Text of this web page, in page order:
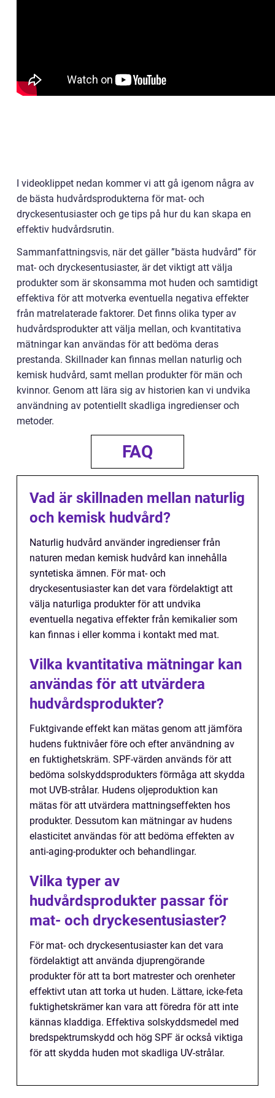
I videoklippet nedan kommer vi att gå igenom några av
de bästa hudvårdsprodukterna för mat- och
dryckesentusiaster och ge tips på hur du kan skapa en
effektiv hudvårdsrutin.
Sammanfattningsvis, när det gäller ”bästa hudvård” för
mat- och dryckesentusiaster, är det viktigt att välja
produkter som är skonsamma mot huden och samtidigt
effektiva för att motverka eventuella negativa effekter
från matrelaterade faktorer. Det finns olika typer av
hudvårdsprodukter att välja mellan, och kvantitativa
mätningar kan användas för att bedöma deras
prestanda. Skillnader kan finnas mellan naturlig och
kemisk hudvård, samt mellan produkter för män och
kvinnor. Genom att lära sig av historien kan vi undvika
användning av potentiellt skadliga ingredienser och
metoder.
FAQ
Vad är skillnaden mellan naturlig
och kemisk hudvård?
Naturlig hudvård använder ingredienser från
naturen medan kemisk hudvård kan innehålla
syntetiska ämnen. För mat- och
dryckesentusiaster kan det vara fördelaktigt att
välja naturliga produkter för att undvika
eventuella negativa effekter från kemikalier som
kan finnas i eller komma i kontakt med mat.
Vilka kvantitativa mätningar kan
användas för att utvärdera
hudvårdsprodukter?
Fuktgivande effekt kan mätas genom att jämföra
hudens fuktnivåer före och efter användning av
en fuktighetskräm. SPF-värden används för att
bedöma solskyddsprodukters förmåga att skydda
mot UVB-strålar. Hudens oljeproduktion kan
mätas för att utvärdera mattningseffekten hos
produkter. Dessutom kan mätningar av hudens
elasticitet användas för att bedöma effekten av
anti-aging-produkter och behandlingar.
Vilka typer av
hudvårdsprodukter passar för
mat- och dryckesentusiaster?
För mat- och dryckesentusiaster kan det vara
fördelaktigt att använda djuprengörande
produkter för att ta bort matrester och orenheter
effektivt utan att torka ut huden. Lättare, icke-feta
fuktighetskrämer kan vara att föredra för att inte
kännas kladdiga. Effektiva solskyddsmedel med
bredspektrumskydd och hög SPF är också viktiga
för att skydda huden mot skadliga UV-strålar.